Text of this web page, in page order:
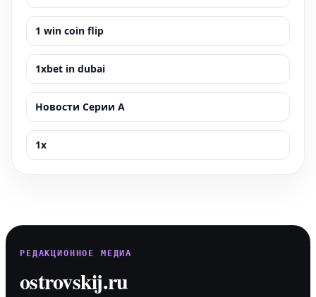
1 win coin flip
1xbet in dubai
Новости Серии А
1x
РЕДАКЦИОННОЕ МЕДИА
ostrovskij.ru